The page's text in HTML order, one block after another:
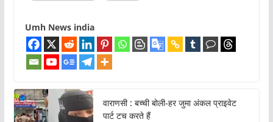
Umh News india
वाराणसी : बच्ची बोली-हर जुमा अंकल प्राइवेट
पार्ट टच करते हैं